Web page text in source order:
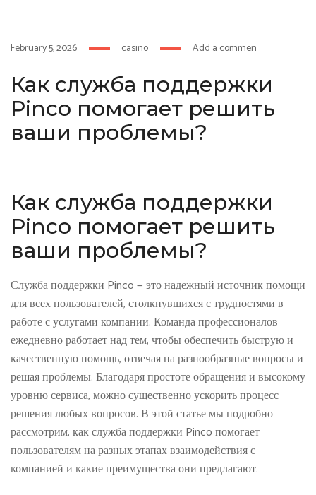
February 5, 2026 casino Add a comment
Как служба поддержки
Pinco помогает решить
ваши проблемы?
Как служба поддержки
Pinco помогает решить
ваши проблемы?
Служба поддержки Pinco — это надежный источник помощи
для всех пользователей, столкнувшихся с трудностями в
работе с услугами компании. Команда профессионалов
ежедневно работает над тем, чтобы обеспечить быструю и
качественную помощь, отвечая на разнообразные вопросы и
решая проблемы. Благодаря простоте обращения и высокому
уровню сервиса, можно существенно ускорить процесс
решения любых вопросов. В этой статье мы подробно
рассмотрим, как служба поддержки Pinco помогает
пользователям на разных этапах взаимодействия с
компанией и какие преимущества они предлагают.